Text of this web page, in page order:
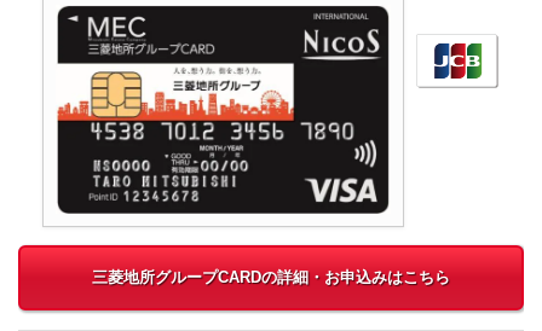
三菱地所グループCARDの詳細・お申込みはこちら